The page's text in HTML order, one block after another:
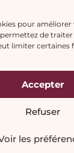
pour améliorer
de traiter
limiter certaines
Accepter
Refuser
les
de confidentialité.